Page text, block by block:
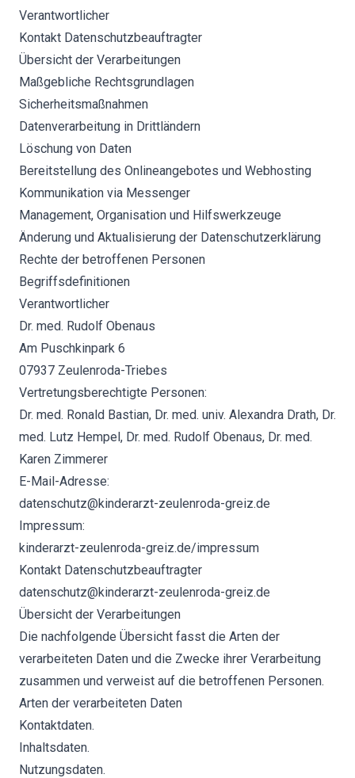
Verantwortlicher
Kontakt Datenschutzbeauftragter
Übersicht der Verarbeitungen
Maßgebliche Rechtsgrundlagen
Sicherheitsmaßnahmen
Datenverarbeitung in Drittländern
Löschung von Daten
Bereitstellung des Onlineangebotes und Webhosting
Kommunikation via Messenger
Management, Organisation und Hilfswerkzeuge
Änderung und Aktualisierung der Datenschutzerklärung
Rechte der betroffenen Personen
Begriffsdefinitionen
Verantwortlicher
Dr. med. Rudolf Obenaus
Am Puschkinpark 6
07937 Zeulenroda-Triebes
Vertretungsberechtigte Personen:
Dr. med. Ronald Bastian, Dr. med. univ. Alexandra Drath, Dr.
med. Lutz Hempel, Dr. med. Rudolf Obenaus, Dr. med.
Karen Zimmerer
E-Mail-Adresse:
datenschutz@kinderarzt-zeulenroda-greiz.de
Impressum:
kinderarzt-zeulenroda-greiz.de/impressum
Kontakt Datenschutzbeauftragter
datenschutz@kinderarzt-zeulenroda-greiz.de
Übersicht der Verarbeitungen
Die nachfolgende Übersicht fasst die Arten der
verarbeiteten Daten und die Zwecke ihrer Verarbeitung
zusammen und verweist auf die betroffenen Personen.
Arten der verarbeiteten Daten
Kontaktdaten.
Inhaltsdaten.
Nutzungsdaten.